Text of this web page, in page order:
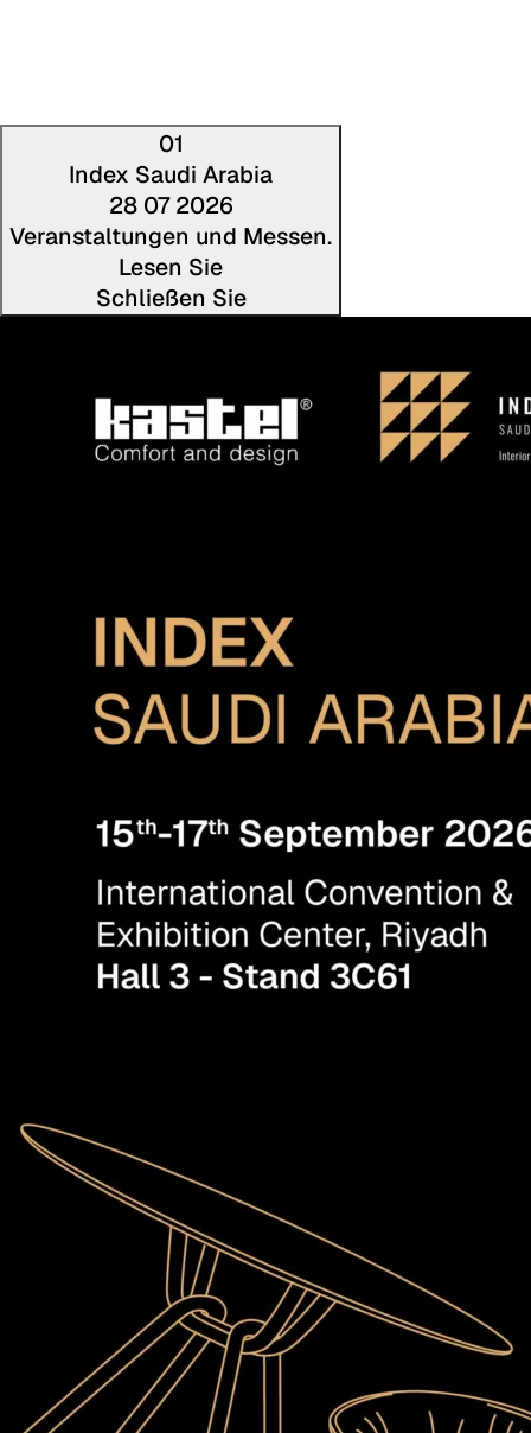
01
Index Saudi Arabia
28 07 2026
Veranstaltungen und Messen.
Lesen Sie
Schließen SieDen